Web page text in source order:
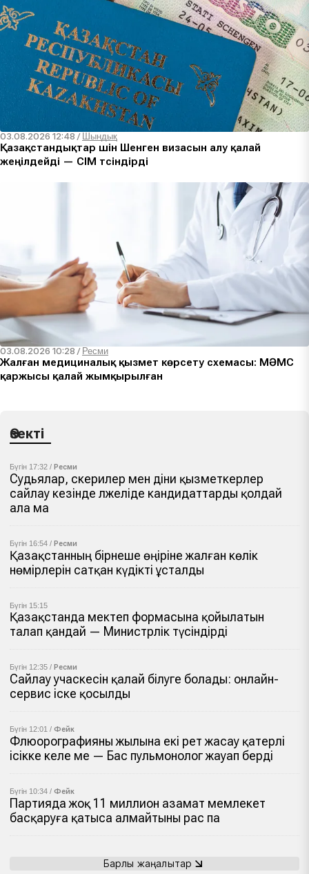
03.08.2026 12:48 / Шындық
Қазақстандықтар үшін Шенген визасын алу қалай
жеңілдейді — СІМ түсіндірді
03.08.2026 10:28 / Ресми
Жалған медициналық қызмет көрсету схемасы: МӘМС
қаржысы қалай жымқырылған
Өзекті
Бүгін 17:32 / Ресми
Судьялар, әскерилер мен діни қызметкерлер
сайлау кезінде әлжеліде кандидаттарды қолдай
ала ма
Бүгін 16:54 / Ресми
Қазақстанның бірнеше өңіріне жалған көлік
нөмірлерін сатқан күдікті ұсталды
Бүгін 15:15
Қазақстанда мектеп формасына қойылатын
талап қандай — Министрлік түсіндірді
Бүгін 12:35 / Ресми
Сайлау учаскесін қалай білуге болады: онлайн-
сервис іске қосылды
Бүгін 12:01 / Фейк
Флюорографияны жылына екі рет жасау қатерлі
ісікке әкеле ме — Бас пульмонолог жауап берді
Бүгін 10:34 / Фейк
Партияда жоқ 11 миллион азамат мемлекет
басқаруға қатыса алмайтыны рас па
Барлық жаңалықтар